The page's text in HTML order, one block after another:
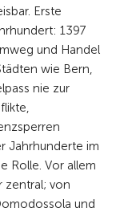
Erste
1397
und Handel
wie Bern,
nie zur
Jahrhunderte im
Rolle. Vor allem
zentral; von
und